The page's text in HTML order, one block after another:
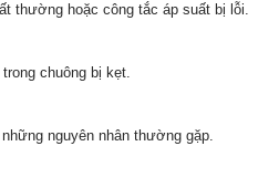
thường hoặc công tắc áp suất bị lỗi.
chuông bị kẹt.
nguyên nhân thường gặp.